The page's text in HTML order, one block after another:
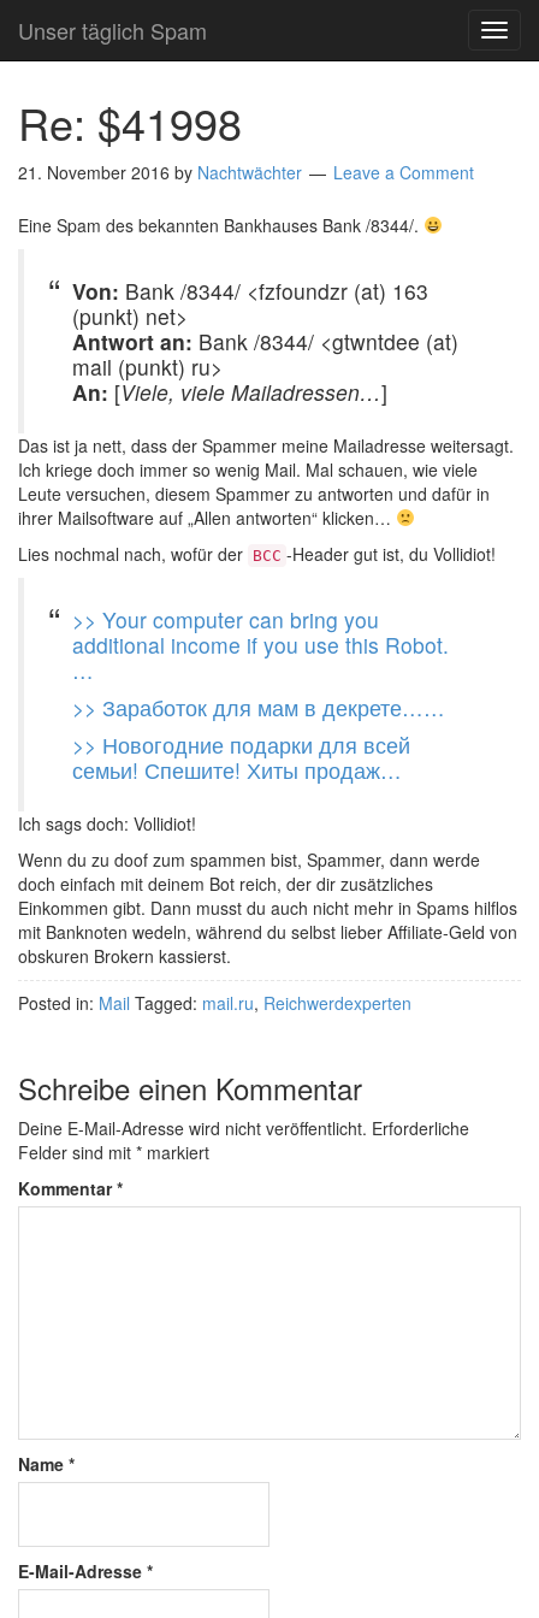
Unser täglich Spam
Re: $41998
21. November 2016 by Nachtwächter Leave a Comment
Eine Spam des bekannten Bankhauses Bank /8344/.
Von: Bank /8344/ <fzfoundzr (at) 163
(punkt) net>
Antwort an: Bank /8344/ <gtwntdee (at)
mail (punkt) ru>
An: [Viele, viele Mailadressen…]
Das ist ja nett, dass der Spammer meine Mailadresse weitersagt.
Ich kriege doch immer so wenig Mail. Mal schauen, wie viele
Leute versuchen, diesem Spammer zu antworten und dafür in
ihrer Mailsoftware auf „Allen antworten“ klicken…
Lies nochmal nach, wofür der BCC -Header gut ist, du Vollidiot!
>> Your computer can bring you
additional income if you use this Robot.
…
>> Заработок для мам в декрете……
>> Новогодние подарки для всей
семьи! Спешите! Хиты продаж…
Ich sags doch: Vollidiot!
Wenn du zu doof zum spammen bist, Spammer, dann werde
doch einfach mit deinem Bot reich, der dir zusätzliches
Einkommen gibt. Dann musst du auch nicht mehr in Spams hilflos
mit Banknoten wedeln, während du selbst lieber Affiliate-Geld von
obskuren Brokern kassierst.
Posted in: Mail Tagged: mail.ru, Reichwerdexperten
Schreibe einen Kommentar
Deine E-Mail-Adresse wird nicht veröffentlicht. Erforderliche
Felder sind mit * markiert
Kommentar*
Name *
E-Mail-Adresse *